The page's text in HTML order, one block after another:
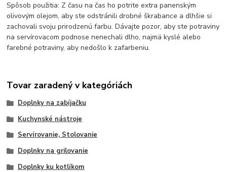
Spôsob použitia: Z času na čas ho potrite extra panenským
olivovým olejom, aby ste odstránili drobné škrabance a dlhšie si
zachovali svoju prirodzenú farbu. Dávajte pozor, aby ste potraviny
na servírovacom podnose nenechali dlho, najmä kyslé alebo
farebné potraviny, aby nedošlo k zafarbeniu.
Tovar zaradený v kategóriách
Doplnky na zabíjačku
Kuchynské nástroje
Servírovanie, Stolovanie
Doplnky na grilovanie
Doplnky ku kotlíkom